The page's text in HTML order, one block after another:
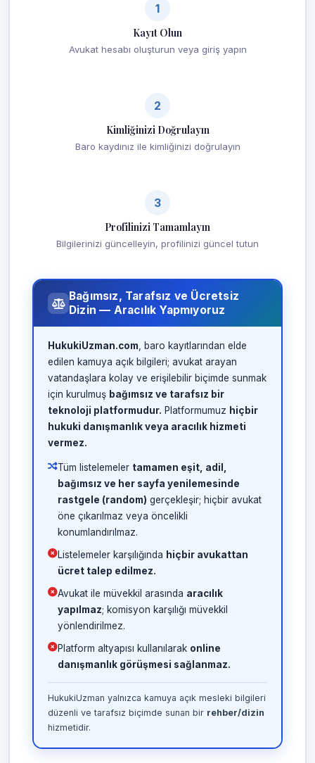
1
Kayıt Olun
Avukat hesabı oluşturun veya giriş yapın
2
Kimliğinizi Doğrulayın
Baro kaydınız ile kimliğinizi doğrulayın
3
Profilinizi Tamamlayın
Bilgilerinizi güncelleyin, profilinizi güncel tutun
Bağımsız, Tarafsız ve Ücretsiz
Dizin — Aracılık Yapmıyoruz
HukukiUzman.com , baro kayıtlarından elde
edilen kamuya açık bilgileri; avukat arayan
vatandaşlara kolay ve erişilebilir biçimde sunmak
için kurulmuş bağımsız ve tarafsız bir
teknoloji platformudur. Platformumuz hiçbir
hukuki danışmanlık veya aracılık hizmeti
vermez.
Tüm listelemeler tamamen eşit, adil,
bağımsız ve her sayfa yenilemesinde
rastgele (random) gerçekleşir; hiçbir avukat
öne çıkarılmaz veya öncelikli
konumlandırılmaz.
Listelemeler karşılığında hiçbir avukattan
ücret talep edilmez.
Avukat ile müvekkil arasında aracılık
yapılmaz; komisyon karşılığı müvekkil
yönlendirilmez.
Platform altyapısı kullanılarak online
danışmanlık görüşmesi sağlanmaz.
HukukiUzman yalnızca kamuya açık mesleki bilgileri
düzenli ve tarafsız biçimde sunan bir rehber/dizin
hizmetidir.